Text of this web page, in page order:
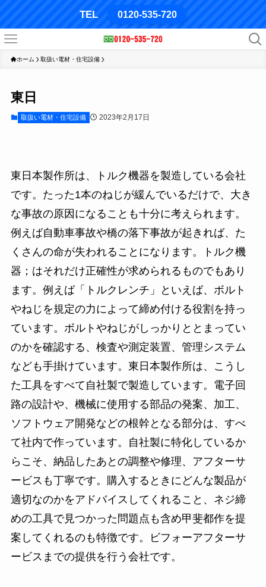
TEL 0120-535-720
ホーム 取扱い電材・住宅設備
東日
取扱い電材・住宅設備 2023年2月17日
東日本製作所は、トルク機器を製造している会社
です。たった1本のねじが緩んでいるだけで、大き
な事故の原因になることも十分に考えられます。
例えば自動車事故や橋の落下事故が起きれば、た
くさんの命が失われることになります。トルク機
器；はそれだけ正確性が求められるものでもあり
ます。例えば「トルクレンチ」といえば、ボルト
やねじを規定の力によって締め付ける役割を持っ
ています。ボルトやねじがしっかりととまってい
のかを確認する、検査や測定装置、管理システム
なども手掛けています。東日本製作所は、こうし
た工具をすべて自社製で製造しています。電子回
路の設計や、機械に使用する部品の発案、加工、
ソフトウェア開発などの根幹となる部分は、すべ
て社内で作っています。自社製に特化しているか
らこそ、納品したあとの調整や修理、アフターサ
ービスも丁寧です。購入するときにどんな製品が
適切なのかをアドバイスしてくれること、ネジ締
めの工具で見つかった問題点も含め甲斐都作を提
案してくれるのも特徴です。ビフォーアフターサ
ービスまでの提供を行う会社です。